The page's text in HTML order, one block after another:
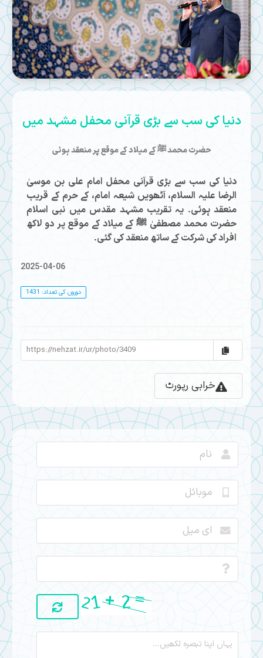
دنیا کی سب سے بڑی قرآنی محفل مشہد میں
حضرت محمد ﷺ کے میلاد کے موقع پر منعقد ہوئی
دنیا کی سب سے بڑی قرآنی محفل امام علی بن موسیٰ
الرضا علیہ السلام، آٹھویں شیعہ امام، کے حرم کے قریب
منعقد ہوئی۔ یہ تقریب مشہد مقدس میں نبی اسلام
حضرت محمد مصطفیٰ ﷺ کے میلاد کے موقع پر دو لاکھ
افراد کی شرکت کے ساتھ منعقد کی گئی۔
2025-04-06
دوروں کی تعداد: 1431
خرابی رپورٹ